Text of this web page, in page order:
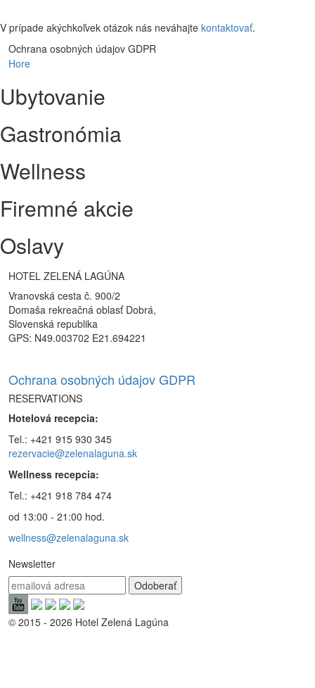
V prípade akýchkoľvek otázok nás neváhajte kontaktovať.
Ochrana osobných údajov GDPR
Hore
Ubytovanie
Gastronómia
Wellness
Firemné akcie
Oslavy
HOTEL ZELENÁ LAGÚNA
Vranovská cesta č. 900/2
Domaša rekreačná oblasť Dobrá,
Slovenská republika
GPS: N49.003702 E21.694221
Ochrana osobných údajov GDPR
RESERVATIONS
Hotelová recepcia:
Tel.: +421 915 930 345
rezervacie@zelenalaguna.sk
Wellness recepcia:
Tel.: +421 918 784 474
od 13:00 - 21:00 hod.
wellness@zelenalaguna.sk
Newsletter
© 2015 - 2026 Hotel Zelená Lagúna